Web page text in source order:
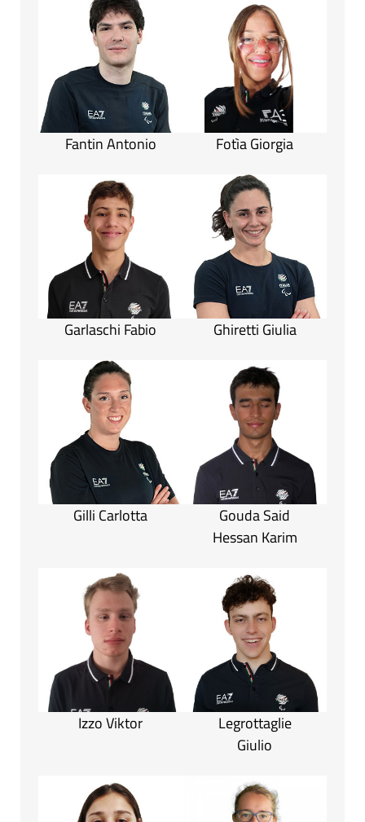
Fantin Antonio Fotìa Giorgia
Garlaschi Fabio Ghiretti Giulia
Gilli Carlotta
Gouda Said
Hessan Karim
Izzo Viktor
Legrottaglie
Giulio